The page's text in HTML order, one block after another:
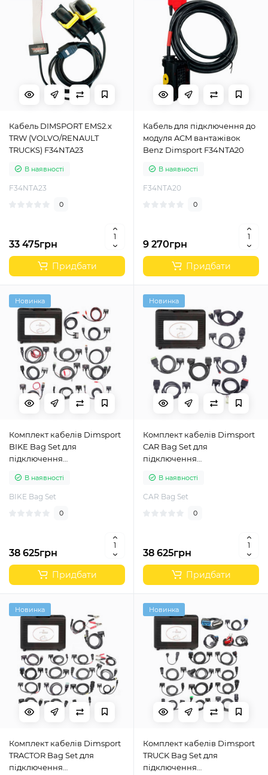
Кабель DIMSPORT EMS2.x
TRW (VOLVO/RENAULT
TRUCKS) F34NTA23
В наявності
F34NTA23
0
33 475грн
Придбати
Кабель для підключення до
модуля ACM вантажівок
Benz Dimsport F34NTA20
В наявності
F34NTA20
0
9 270грн
Придбати
Новинка
Комплект кабелів Dimsport
BIKE Bag Set для
підключення
My Genius (K32BIKEALL/7)
В наявності
BIKE Bag Set
0
38 625грн
Придбати
Новинка
Комплект кабелів Dimsport
CAR Bag Set для
підключення
My Genius (K32CARALL/5)
В наявності
CAR Bag Set
0
38 625грн
Придбати
Новинка
Комплект кабелів Dimsport
TRACTOR Bag Set для
підключення
Новинка
Комплект кабелів Dimsport
TRUCK Bag Set для
підключення